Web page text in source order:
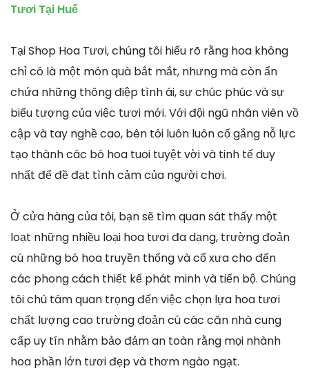
Tươi Tại Huế
Tại Shop Hoa Tươi, chúng tôi hiểu rõ rằng hoa không
chỉ có là một món quà bắt mắt, nhưng mà còn ẩn
chứa những thông điệp tình ái, sự chúc phúc và sự
biểu tượng của việc tươi mới. Với đội ngũ nhân viên vồ
cập và tay nghề cao, bên tôi luôn luôn cố gắng nỗ lực
tạo thành các bó hoa tuoi tuyệt vời và tinh tế duy
nhất để đề đạt tình cảm của người chơi.
Ở cửa hàng của tôi, bạn sẽ tìm quan sát thấy một
loạt những nhiều loại hoa tươi đa dạng, trường đoản
cú những bó hoa truyền thống và cổ xưa cho đến
các phong cách thiết kế phát minh và tiến bộ. Chúng
tôi chú tâm quan trọng đến việc chọn lựa hoa tươi
chất lượng cao trường đoản cú các căn nhà cung
cấp uy tín nhằm bảo đảm an toàn rằng mọi nhành
hoa phần lớn tươi đẹp và thơm ngào ngạt.